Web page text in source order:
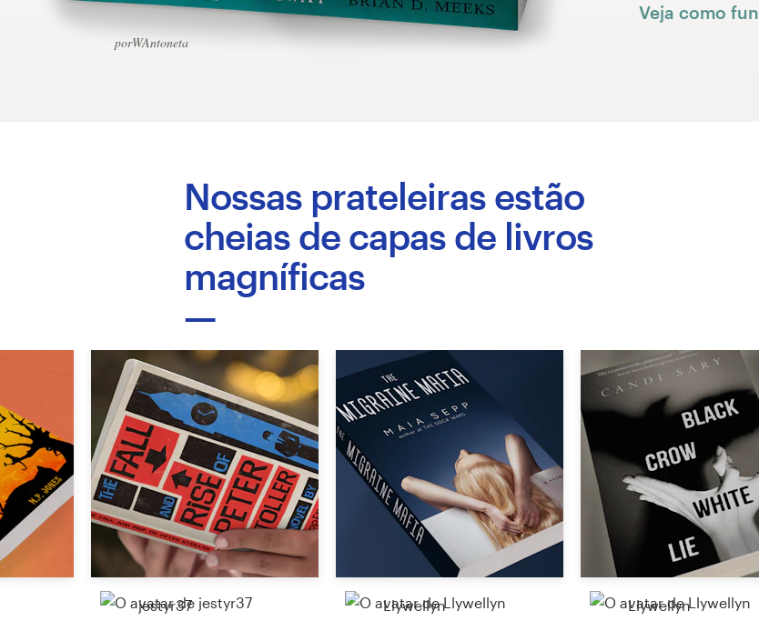
porWAntoneta
Veja como
Nossas prateleiras estão
cheias de capas de livros
magníficas
jestyr37 Llywellyn Llywellyn
Pesquisar todas as categorias
Suporte
+49 30 568 37640
Central de Ajuda